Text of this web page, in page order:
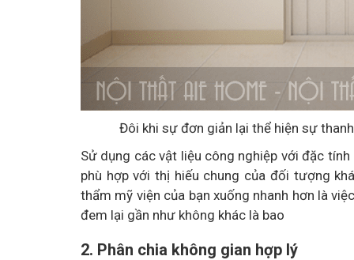
Đôi khi sự đơn giản lại thể hiện sự
Sử dụng các vật liệu công nghiệp với đặc
phù hợp với thị hiếu chung của đối tượng
thẩm mỹ viện của bạn xuống nhanh hơn là
đem lại gần như không khác là bao
2. Phân chia không gian hợp lý